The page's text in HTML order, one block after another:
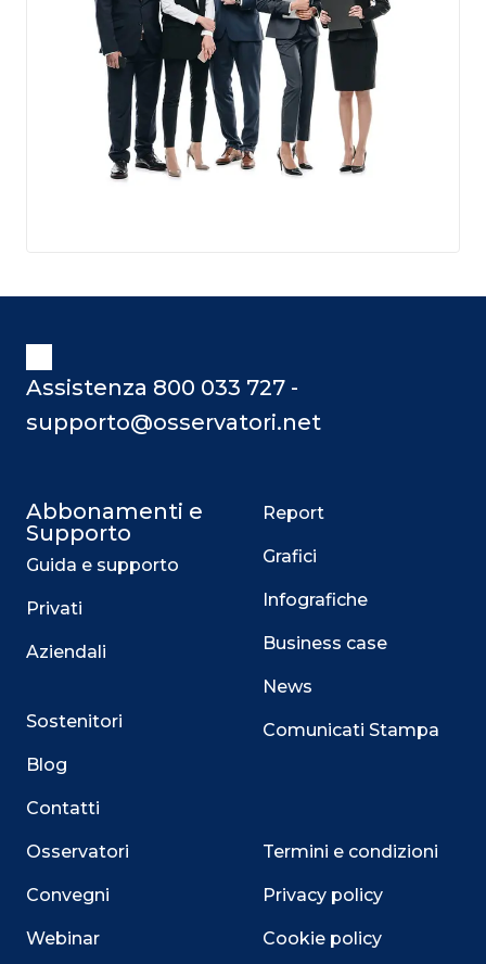
Assistenza 800 033 727 -
supporto@osservatori.net
Abbonamenti e
Supporto
Guida e supporto
Privati
Aziendali
Sostenitori
Blog
Contatti
Osservatori
Convegni
Webinar
Report
Grafici
Infografiche
Business case
News
Comunicati Stampa
Termini e condizioni
Privacy policy
Cookie policy